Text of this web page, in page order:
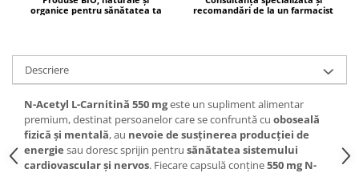
COSRX
OOTD
Cettua
Haruharu Wonder
Medicube
ARIUL
Dr. Althea
Seminte de in
Spirulina
Ulei de peste
Ulei MCT
Vitamina A
organice pentru sănătatea ta
recomandări de la un farmacist
Descriere
N-Acetyl L-Carnitină 550 mgeste un supliment alimentar
premium, destinat persoanelor care se confruntă cu oboseală
fizică și mentală, au nevoie de susținerea producției de
energie sau doresc sprijin pentru sănătatea sistemului
cardiovascular și nervos. Fiecare capsulă conține550 mg N-